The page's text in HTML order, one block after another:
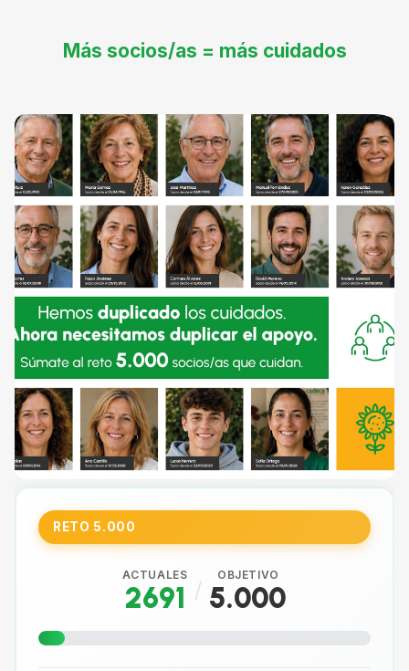
Más socios/as = más cuidados
RETO 5.000
ACTUALES
2691 /
OBJETIVO
5.000